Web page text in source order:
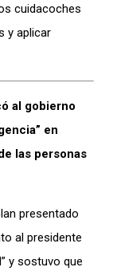
cuidacoches
y aplicar
al gobierno
en
las personas
presentado
al presidente
y sostuvo que